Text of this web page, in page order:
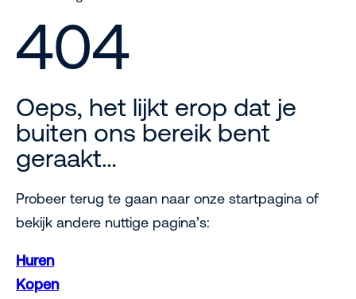
404
Oeps, het lijkt erop dat je
buiten ons bereik bent
geraakt…
Probeer terug te gaan naar onze startpagina of
bekijk andere nuttige pagina’s:
Huren
Kopen